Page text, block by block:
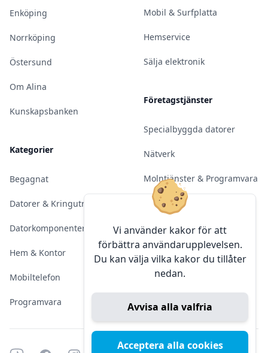
Vi använder kakor för att
förbättra användarupplevelsen.
Du kan välja vilka kakor du tillåter
nedan.
Avvisa alla valfria
Acceptera alla cookies
Enköping
Norrköping
Östersund
Om Alina
Kunskapsbanken
Kategorier
Begagnat
Datorer & Kringutrustning
Datorkomponenter
Hem & Kontor
Mobiltelefon
Programvara
Mobil & Surfplatta
Hemservice
Sälja elektronik
Företagstjänster
Specialbyggda datorer
Nätverk
Molntjänster & Programvara
Server & Backup
Kameraövervakning
Konferens & Public Display
Sälja elektronik